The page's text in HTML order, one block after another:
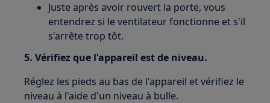
Juste après avoir rouvert la porte, vous
entendrez si le ventilateur fonctionne et s'il
s'arrête trop tôt.
5. Vérifiez que l'appareil est de niveau.
Réglez les pieds au bas de l'appareil et vérifiez le
niveau à l'aide d'un niveau à bulle.